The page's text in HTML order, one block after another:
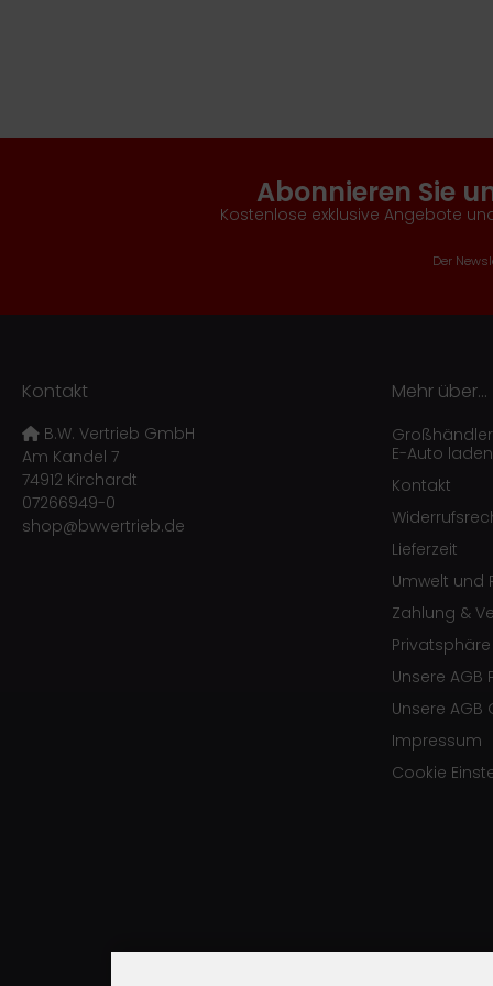
Abonnieren Sie
Kostenlose exklusive Angebote
Der
Kontakt
B.W. Vertrieb GmbH
Am Kandel 7
74912 Kirchardt
07266949-0
shop@bwvertrieb.de
Mehr über...
Großhändler
E-Auto laden
Kontakt
Lieferzeit
Umwelt und
Zahlung &
Unsere AGB
Unsere
Impressum
Cookie